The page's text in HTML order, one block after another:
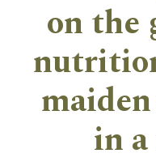
on the
in